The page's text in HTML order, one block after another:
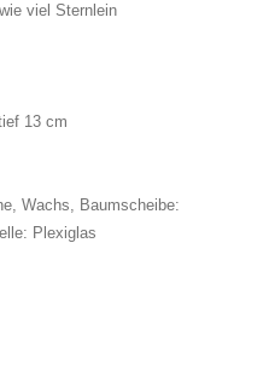
viel Sternlein
13 cm
Wachs, Baumscheibe:
Plexiglas